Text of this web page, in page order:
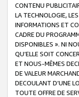
CONTENU
LA TECHNOLOGIE,
INFORMATIONS ET
CADRE DU
DISPONIBLES ». NI
QU’ELLE SOIT
ET NOUS-MÊMES
DE VALEUR
DECOULANT D’UNE
TOUTE OFFRE DE